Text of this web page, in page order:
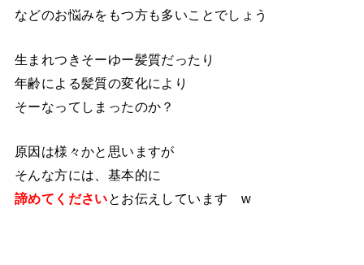
などのお悩みをもつ方も多いことでしょう
生まれつきそーゆー髪質だったり
年齢による髪質の変化により
そーなってしまったのか？
原因は様々かと思いますが
そんな方には、基本的に
諦めてくださいとお伝えしています w